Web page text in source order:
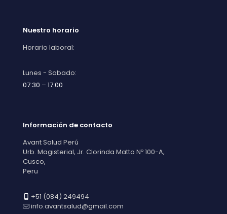
Nuestro horario
Horario laboral:
Lunes - Sabado:
07:30 – 17:00
Información de contacto
Avant Salud Perú
Urb. Magisterial, Jr. Clorinda Matto Nº 100-A,
Cusco,
Peru
+51 (084) 249494
info.avantsalud@gmail.com